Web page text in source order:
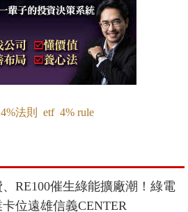
4%法則 etf 4% rule
RE100催生綠能擴廠潮！綠電
位遠雄信義CENTER